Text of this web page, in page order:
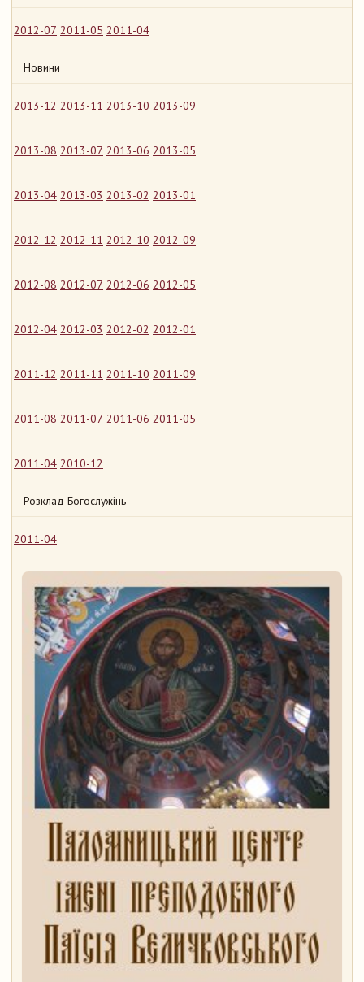
2012-07 2011-05 2011-04
Новини
2013-12 2013-11 2013-10 2013-09
2013-08 2013-07 2013-06 2013-05
2013-04 2013-03 2013-02 2013-01
2012-12 2012-11 2012-10 2012-09
2012-08 2012-07 2012-06 2012-05
2012-04 2012-03 2012-02 2012-01
2011-12 2011-11 2011-10 2011-09
2011-08 2011-07 2011-06 2011-05
2011-04 2010-12
Розклад Богослужінь
2011-04